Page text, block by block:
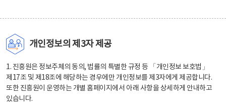
개인정보의 제3자 제공
1. 진흥원은 정보주체의 동의, 법률의 특별한 규정 등 「개인정보 보호법」
제17조 및 제18조에 해당하는 경우에만 개인정보를 제3자에게 제공합니다.
또한 진흥원이 운영하는 개별 홈페이지에서 아래 사항을 상세하게 안내하고
있습니다.